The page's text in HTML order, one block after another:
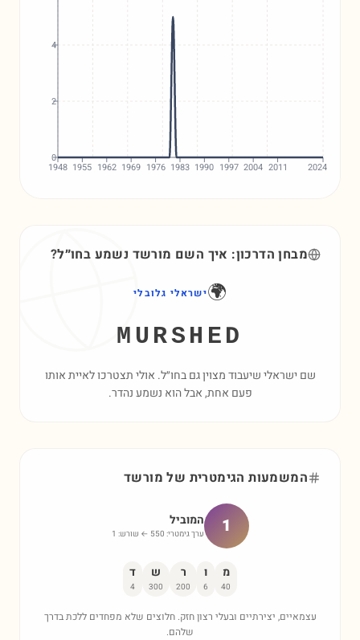
1948 1955 1962 1969 1976 1983 1990 1997 2004 2011 2024
0
2
4
מבחן הדרכון: איך השם מורשד נשמע בחו״ל?
🌍ישראלי גלובלי
MURSHED
שם ישראלי שיעבוד מצוין גם בחו״ל. אולי תצטרכו לאיית אותו
פעם אחת, אבל הוא נשמע נהדר.
המשמעות הגימטרית של מורשד
1 המוביל
ערך גימטרי: 550 ← שורש: 1
מ
40
ו
6
ר
200
ש
300
ד
4
עצמאיים, יצירתיים ובעלי רצון חזק. חלוצים שלא מפחדים ללכת בדרך
שלהם.